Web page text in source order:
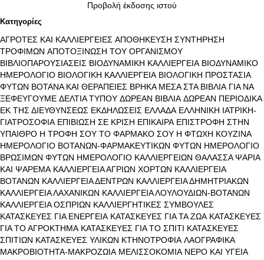
Προβολή έκδοσης ιστού
Κατηγορίες
ΑΓΡΟΤΕΣ ΚΑΙ ΚΑΛΛΙΕΡΓΕΙΕΣ ΑΠΟΘΗΚΕΥΣΗ ΣΥΝΤΗΡΗΣΗ
ΤΡΟΦΙΜΩΝ ΑΠΟΤΟΞΙΝΩΣΗ ΤΟΥ ΟΡΓΑΝΙΣΜΟΥ
ΒΙΒΛΙΟΠΑΡΟΥΣΙΑΣΕΙΣ ΒΙΟΔΥΝΑΜΙΚΗ ΚΑΛΛΙΕΡΓΕΙΑ ΒΙΟΔΥΝΑΜΙΚΟ
ΗΜΕΡΟΛΟΓΙΟ ΒΙΟΛΟΓΙΚΗ ΚΑΛΛΙΕΡΓΕΙΑ ΒΙΟΛΟΓΙΚΗ ΠΡΟΣΤΑΣΙΑ
ΦΥΤΩΝ ΒΟΤΑΝΑ ΚΑΙ ΘΕΡΑΠΕΙΕΣ ΒΡΗΚΑ ΜΕΣΑ ΣΤΑ ΒΙΒΛΙΑ ΓΙΑ ΝΑ
ΞΕΦΕΥΓΟΥΜΕ ΔΕΛΤΙΑ ΤΥΠΟΥ ΔΩΡΕΑΝ ΒΙΒΛΙΑ ΔΩΡΕΑΝ ΠΕΡΙΟΔΙΚΑ
ΕΚ ΤΗΣ ΔΙΕΥΘΥΝΣΕΩΣ ΕΚΔΗΛΩΣΕΙΣ ΕΛΛΑΔΑ ΕΛΛΗΝΙΚΗ ΙΑΤΡΙΚΗ-
ΓΙΑΤΡΟΣΟΦΙΑ ΕΠΙΒΙΩΣΗ ΣΕ ΚΡΙΣΗ ΕΠΙΚΑΙΡΑ ΕΠΙΣΤΡΟΦΗ ΣΤΗΝ
ΥΠΑΙΘΡΟ Η ΤΡΟΦΗ ΣΟΥ ΤΟ ΦΑΡΜΑΚΟ ΣΟΥ Η ΦΤΩΧΗ ΚΟΥΖΙΝΑ
ΗΜΕΡΟΛΟΓΙΟ ΒΟΤΑΝΩΝ-ΦΑΡΜΑΚΕΥΤΙΚΩΝ ΦΥΤΩΝ ΗΜΕΡΟΛΟΓΙΟ
ΒΡΩΣΙΜΩΝ ΦΥΤΩΝ ΗΜΕΡΟΛΟΓΙΟ ΚΑΛΛΙΕΡΓΕΙΩΝ ΘΑΛΑΣΣΑ ΨΑΡΙΑ
ΚΑΙ ΨΑΡΕΜΑ ΚΑΛΛΙΕΡΓΕΙΑ ΑΓΡΙΩΝ ΧΟΡΤΩΝ ΚΑΛΛΙΕΡΓΕΙΑ
ΒΟΤΑΝΩΝ ΚΑΛΛΙΕΡΓΕΙΑ ΔΕΝΤΡΩΝ ΚΑΛΛΙΕΡΓΕΙΑ ΔΗΜΗΤΡΙΑΚΩΝ
ΚΑΛΛΙΕΡΓΕΙΑ ΛΑΧΑΝΙΚΩΝ ΚΑΛΛΙΕΡΓΕΙΑ ΛΟΥΛΟΥΔΙΩΝ-ΒΟΤΑΝΩΝ
ΚΑΛΛΙΕΡΓΕΙΑ ΟΣΠΡΙΩΝ ΚΑΛΛΙΕΡΓΗΤΙΚΕΣ ΣΥΜΒΟΥΛΕΣ
ΚΑΤΑΣΚΕΥΕΣ ΓΙΑ ΕΝΕΡΓΕΙΑ ΚΑΤΑΣΚΕΥΕΣ ΓΙΑ ΤΑ ΖΩΑ ΚΑΤΑΣΚΕΥΕΣ
ΓΙΑ ΤΟ ΑΓΡΟΚΤΗΜΑ ΚΑΤΑΣΚΕΥΕΣ ΓΙΑ ΤΟ ΣΠΙΤΙ ΚΑΤΑΣΚΕΥΕΣ
ΣΠΙΤΙΩΝ ΚΑΤΑΣΚΕΥΕΣ ΥΛΙΚΩΝ ΚΤΗΝΟΤΡΟΦΙΑ ΛΑΟΓΡΑΦΙΚΑ
ΜΑΚΡΟΒΙΟΤΗΤΑ-ΜΑΚΡΟΖΩΙΑ ΜΕΛΙΣΣΟΚΟΜΙΑ ΝΕΡΟ ΚΑΙ ΥΓΕΙΑ